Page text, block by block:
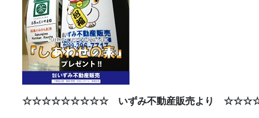
☆☆☆☆☆☆☆☆☆ いずみ不動産販売より